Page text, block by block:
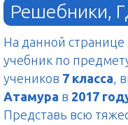
Решебники,
На данной
учебник по
учеников 7 класса,
Атамура в 2017
Представь всю